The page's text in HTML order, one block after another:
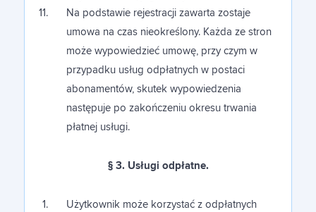
Na podstawie rejestracji zawarta zostaje
umowa na czas nieokreślony. Każda ze stron
może wypowiedzieć umowę, przy czym w
przypadku usług odpłatnych w postaci
abonamentów, skutek wypowiedzenia
następuje po zakończeniu okresu trwania
płatnej usługi.
§ 3. Usługi odpłatne.
Użytkownik może korzystać z odpłatnych